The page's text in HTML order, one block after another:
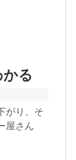
る
がり、そ
屋さん